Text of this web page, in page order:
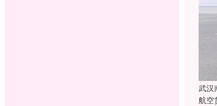
武汉
航空